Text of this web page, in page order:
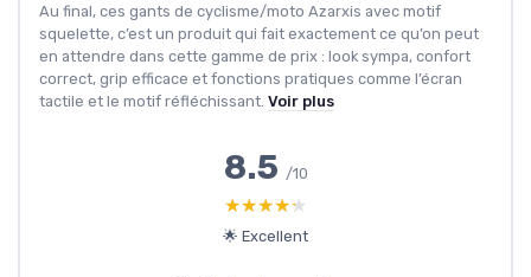
Au final, ces gants de cyclisme/moto Azarxis avec motif
squelette, c’est un produit qui fait exactement ce qu’on peut
en attendre dans cette gamme de prix : look sympa, confort
correct, grip efficace et fonctions pratiques comme l’écran
tactile et le motif réfléchissant. Voir plus
8.5 /10
★★★★★
★★★★★
🌟 Excellent